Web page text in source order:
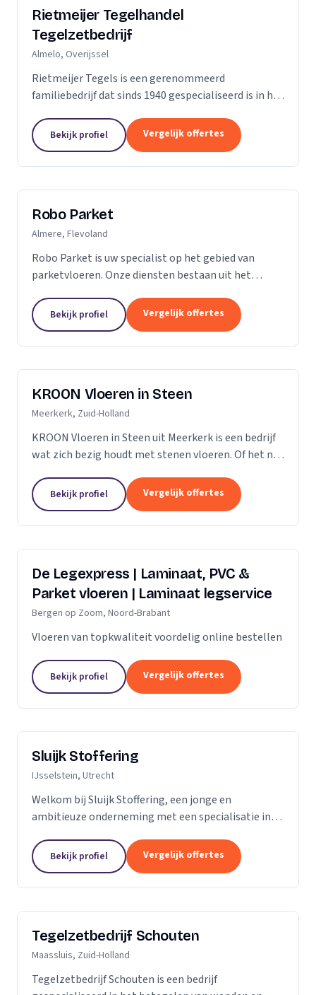
Rietmeijer Tegelhandel
Tegelzetbedrijf
Almelo, Overijssel
Rietmeijer Tegels is een gerenommeerd
familiebedrijf dat sinds 1940 gespecialiseerd is in het
Met een rijke geschiedenis en een passie voor...
Bekijk profiel Vergelijk offertes
Robo Parket
Almere, Flevoland
Robo Parket is uw specialist op het gebied van
parketvloeren. Onze diensten bestaan uit het
parketvloeren. Voor ons is elke parketvloer uniek en
verdient daarom...
Bekijk profiel Vergelijk offertes
KROON Vloeren in Steen
Meerkerk, Zuid-Holland
KROON Vloeren in Steen uit Meerkerk is een bedrijf
wat zich bezig houdt met stenen vloeren. Of het nu
tegelzetters, vloerverwarming, onderhoud,...
Bekijk profiel Vergelijk offertes
De Legexpress | Laminaat, PVC &
Parket vloeren | Laminaat legservice
Bergen op Zoom, Noord-Brabant
Vloeren van topkwaliteit voordelig online bestellen
Bekijk profiel Vergelijk offertes
Sluijk Stoffering
IJsselstein, Utrecht
Welkom bij Sluijk Stoffering, een jonge en
ambitieuze onderneming met een specialisatie in
kunnen we zeggen dat we al 20 jaar onze expertise...
Bekijk profiel Vergelijk offertes
Tegelzetbedrijf Schouten
Maassluis, Zuid-Holland
Tegelzetbedrijf Schouten is een bedrijf